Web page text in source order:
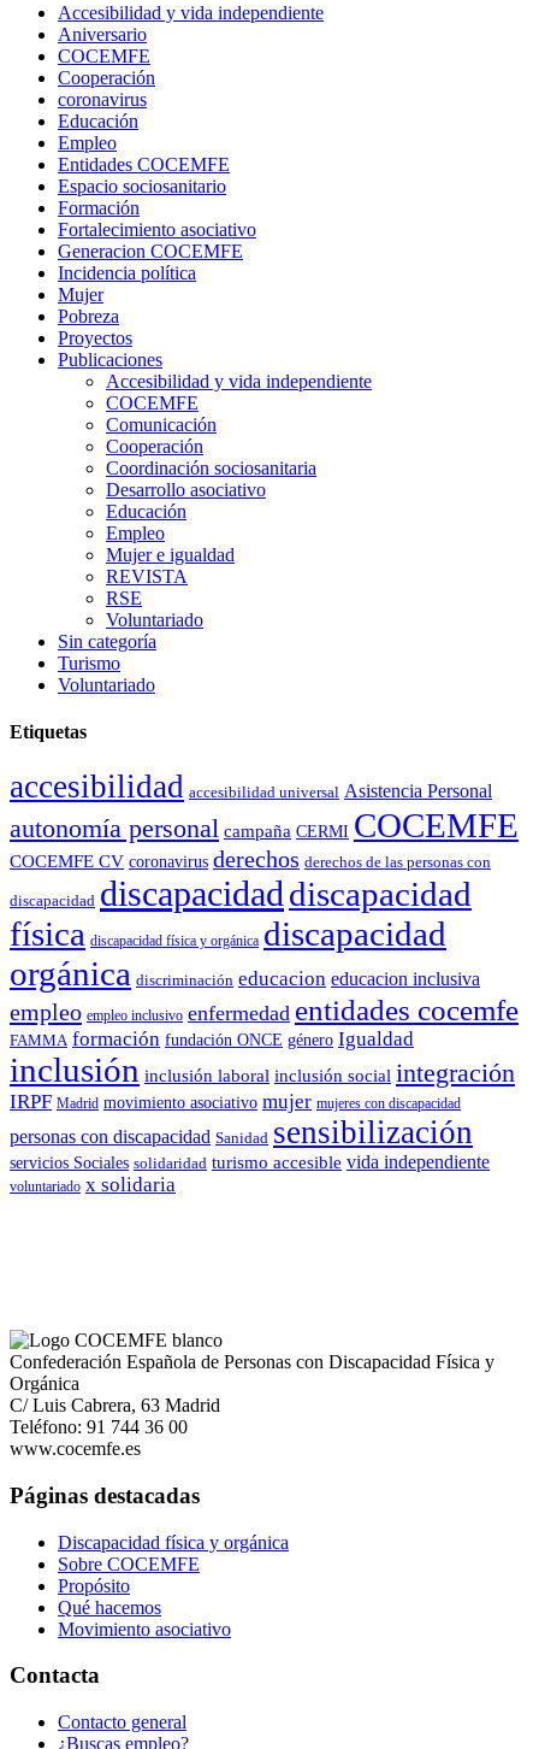
Accesibilidad y vida independiente
Aniversario
COCEMFE
Cooperación
coronavirus
Educación
Empleo
Entidades COCEMFE
Espacio sociosanitario
Formación
Fortalecimiento asociativo
Generacion COCEMFE
Incidencia política
Mujer
Pobreza
Proyectos
Publicaciones
Accesibilidad y vida independiente
COCEMFE
Comunicación
Cooperación
Coordinación sociosanitaria
Desarrollo asociativo
Educación
Empleo
Mujer e igualdad
REVISTA
RSE
Voluntariado
Sin categoría
Turismo
Voluntariado
Etiquetas
accesibilidad accesibilidad universal Asistencia Personal
autonomía personal campaña CERMI COCEMFE
COCEMFE CV coronavirus derechos derechos de las personas con
discapacidad discapacidad discapacidad
física discapacidad física y orgánica discapacidad
orgánica discriminación educacion educacion inclusiva
empleo empleo inclusivo enfermedad entidades cocemfe
FAMMA formación fundación ONCE género Igualdad
inclusión inclusión laboral inclusión social integración
IRPF Madrid movimiento asociativo mujer mujeres con discapacidad
personas con discapacidad Sanidad sensibilización
servicios Sociales solidaridad turismo accesible vida independiente
voluntariado x solidaria
Confederación Española de Personas con Discapacidad Física y
Orgánica
C/ Luis Cabrera, 63 Madrid
Teléfono: 91 744 36 00
www.cocemfe.es
Páginas destacadas
Discapacidad física y orgánica
Sobre COCEMFE
Propósito
Qué hacemos
Movimiento asociativo
Contacta
Contacto general
¿Buscas empleo?